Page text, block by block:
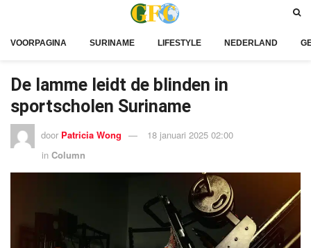
VOORPAGINA SURINAME LIFESTYLE NEDERLAND
De lamme leidt de blinden in
sportscholen Suriname
door Patricia Wong
18 januari 2025 02:00
in Column